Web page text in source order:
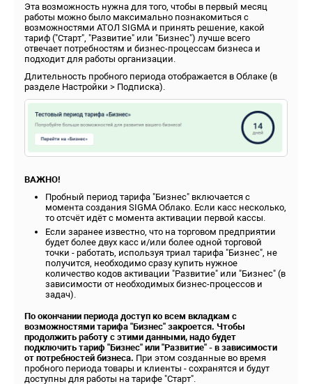
Эта возможность нужна для того, чтобы в первый месяц
работы можно было максимально познакомиться с
возможностями АТОЛ SIGMA и принять решение, какой
тариф ("Старт", "Развитие" или "Бизнес") лучше всего
отвечает потребностям и бизнес-процессам бизнеса и
подходит для работы организации.
Длительность пробного периода отображается в Облаке (в
разделе Настройки > Подписка).
ВАЖНО!
Пробный период тарифа "Бизнес" включается с
момента создания SIGMA Облако. Если касс несколько,
то отсчёт идёт с момента активации первой кассы.
Если заранее известно, что на торговом предприятии
будет более двух касс и/или более одной торговой
точки - работать, используя триал тарифа "Бизнес", не
получится, необходимо сразу купить нужное
количество кодов активации "Развитие" или "Бизнес" (в
зависимости от необходимых бизнес-процессов и
задач).
По окончании периода доступ ко всем вкладкам с
возможностями тарифа "Бизнес" закроется. Чтобы
продолжить работу с этими данными, надо будет
подключить тариф "Бизнес" или "Развитие" - в зависимости
от потребностей бизнеса. При этом созданные во время
пробного периода товары и клиенты - сохранятся и будут
доступны для работы на тарифе "Старт".